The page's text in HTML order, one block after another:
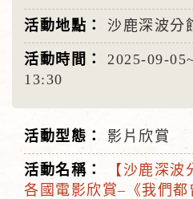
沙鹿深波分
2025-09-05~
13:30
影片欣賞
【沙鹿深
各國電影欣賞–《我們都